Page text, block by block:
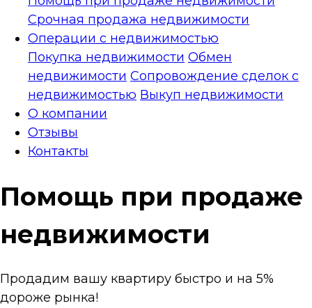
Срочная продажа недвижимости
Операции с недвижимостью
Покупка недвижимости Обмен
недвижимости Сопровождение сделок с
недвижимостью Выкуп недвижимости
О компании
Отзывы
Контакты
Помощь при продаже
недвижимости
Продадим вашу квартиру быстро и на 5%
дороже рынка!